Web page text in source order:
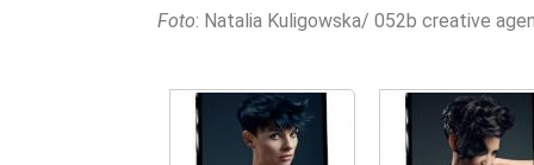
Foto: Natalia Kuligowska/ 052b creative